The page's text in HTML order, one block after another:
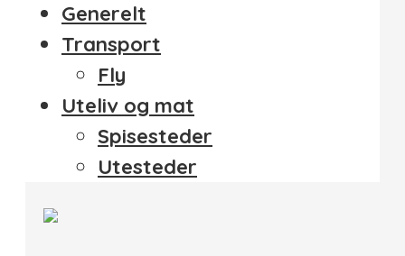
Generelt
Transport
Fly
Uteliv og mat
Spisesteder
Utesteder